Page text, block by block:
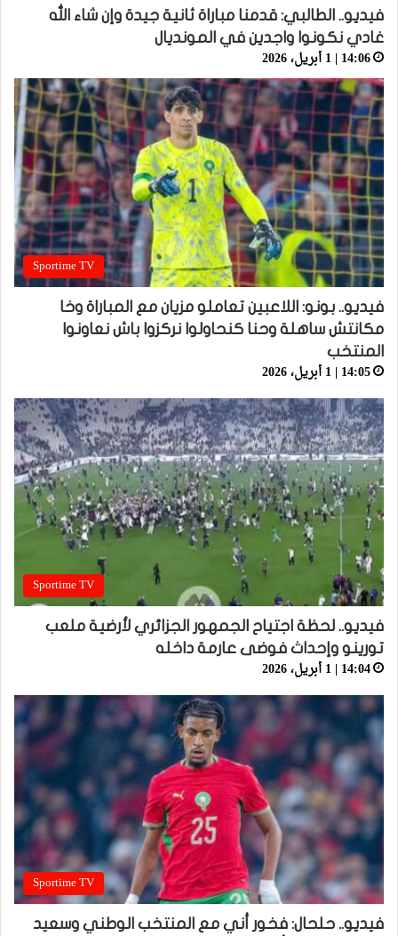
فيديو.. الطالبي: قدمنا مباراة ثانية جيدة وإن شاء الله
غادي نكونوا واجدين في المونديال
14:06 | 1 أبريل، 2026
Sportime TV
فيديو.. بونو: اللاعبين تعاملو مزيان مع المباراة وخا
مكانتش ساهلة وحنا كنحاولوا نركزوا باش نعاونوا
المنتخب
14:05 | 1 أبريل، 2026
Sportime TV
فيديو.. لحظة اجتياح الجمهور الجزائري لأرضية ملعب
تورينو وإحداث فوضى عارمة داخله
14:04 | 1 أبريل، 2026
Sportime TV
فيديو.. حلحال: فخور أني مع المنتخب الوطني وسعيد